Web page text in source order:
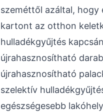
szeméttől azáltal, hogy
kartont az otthon
hulladékgyűjtés
újrahasznosítható
újrahasznosítható
szelektív
egészségesebb